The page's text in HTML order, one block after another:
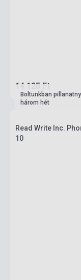
14 125 Ft
Boltunkban
három hét
Read Write Inc.
10